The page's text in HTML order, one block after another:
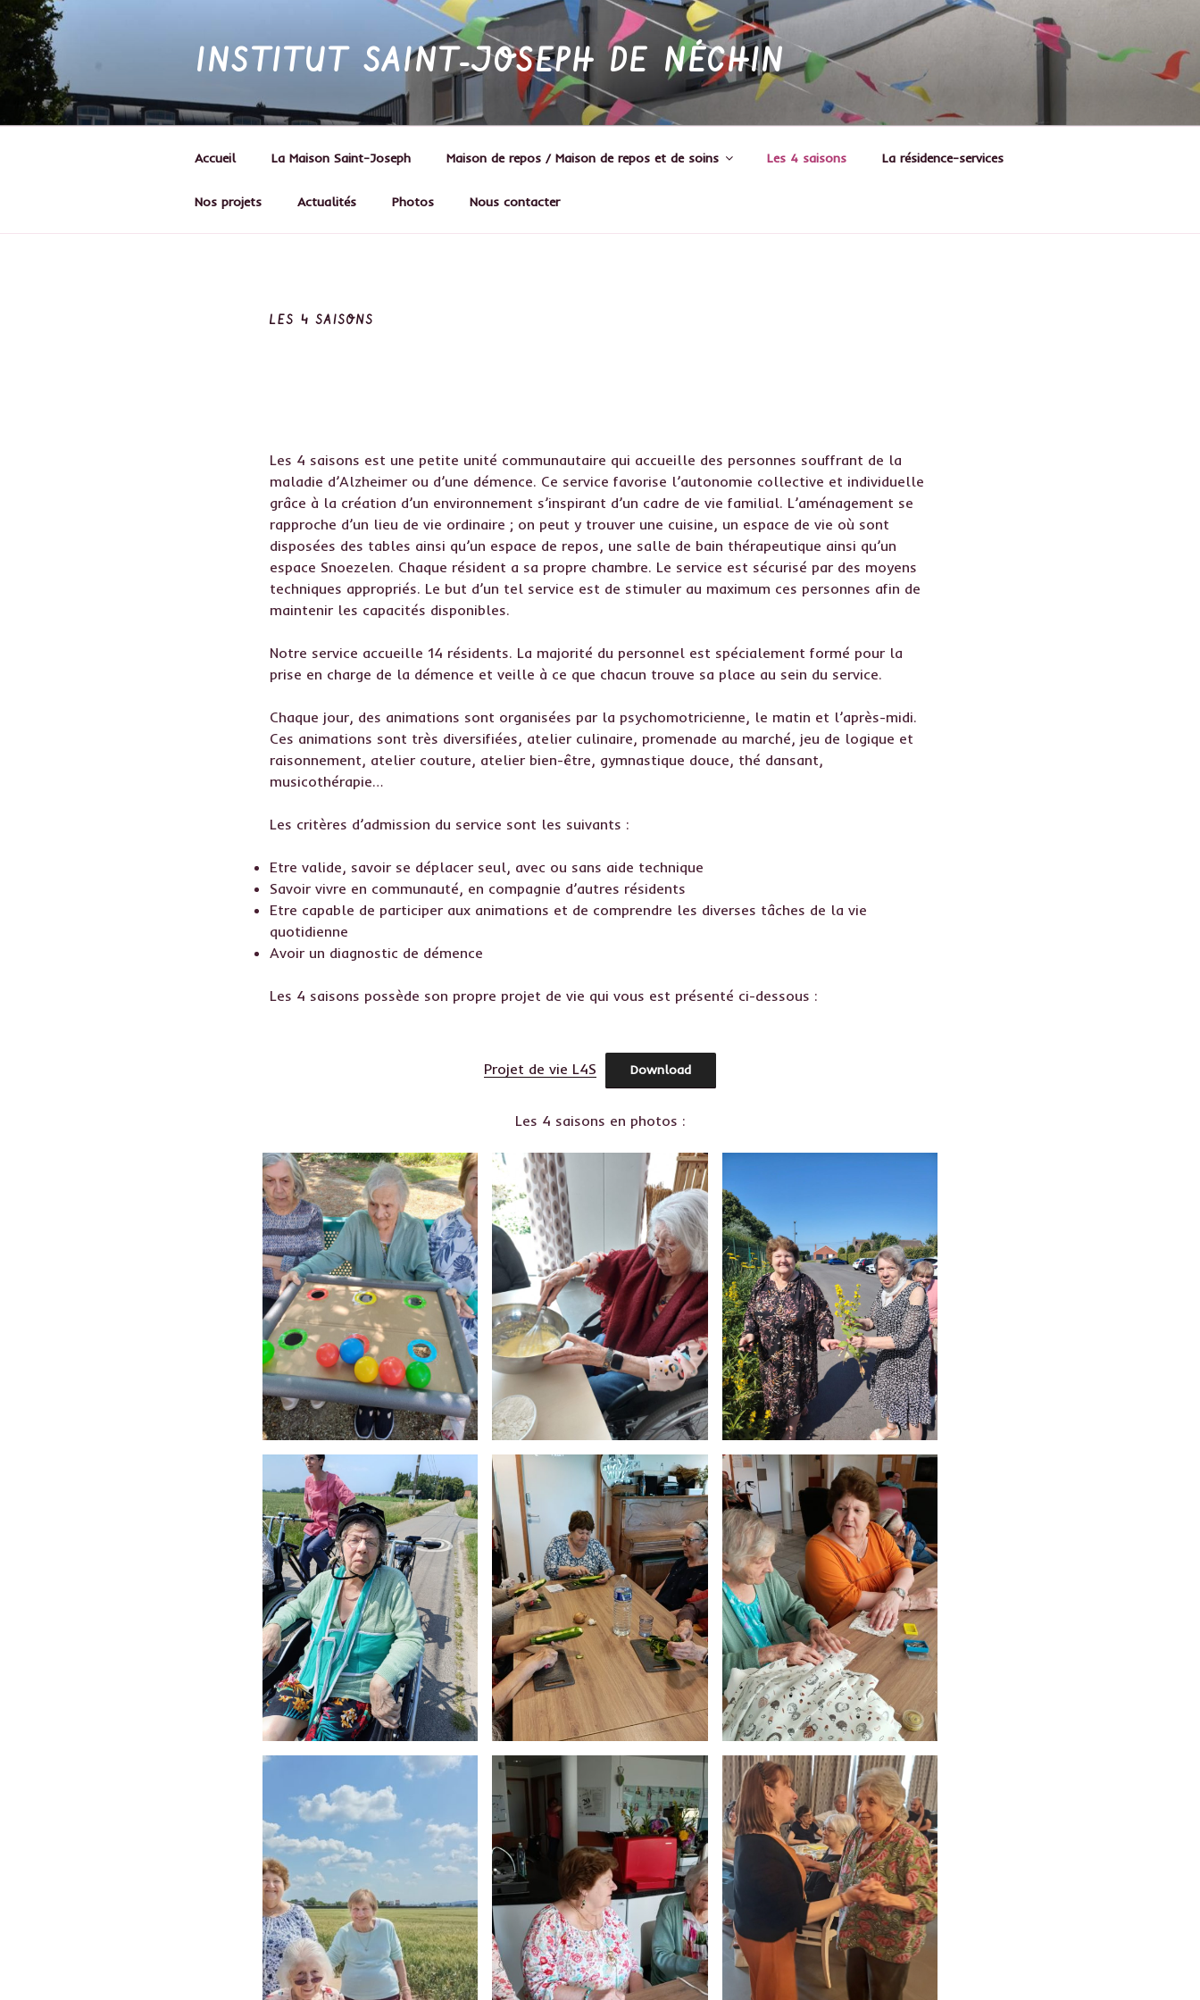
Skip
to
content
INSTITUT SAINT-JOSEPH DE NÉCHIN
Accueil La Maison Saint-Joseph Maison de repos / Maison de repos et de soins Les 4 saisons La résidence-services
Nos projets Actualités Photos Nous contacter
LES 4 SAISONS
Les 4 saisons est une petite unité communautaire qui accueille des personnes souffrant de la
maladie d’Alzheimer ou d’une démence. Ce service favorise l’autonomie collective et individuelle
grâce à la création d’un environnement s’inspirant d’un cadre de vie familial. L’aménagement se
rapproche d’un lieu de vie ordinaire ; on peut y trouver une cuisine, un espace de vie où sont
disposées des tables ainsi qu’un espace de repos, une salle de bain thérapeutique ainsi qu’un
espace Snoezelen. Chaque résident a sa propre chambre. Le service est sécurisé par des moyens
techniques appropriés. Le but d’un tel service est de stimuler au maximum ces personnes afin de
maintenir les capacités disponibles.
Notre service accueille 14 résidents. La majorité du personnel est spécialement formé pour la
prise en charge de la démence et veille à ce que chacun trouve sa place au sein du service.
Chaque jour, des animations sont organisées par la psychomotricienne, le matin et l’après-midi.
Ces animations sont très diversifiées, atelier culinaire, promenade au marché, jeu de logique et
raisonnement, atelier couture, atelier bien-être, gymnastique douce, thé dansant,
musicothérapie…
Les critères d’admission du service sont les suivants :
Etre valide, savoir se déplacer seul, avec ou sans aide technique
Savoir vivre en communauté, en compagnie d’autres résidents
Etre capable de participer aux animations et de comprendre les diverses tâches de la vie
quotidienne
Avoir un diagnostic de démence
Les 4 saisons possède son propre projet de vie qui vous est présenté ci-dessous :
Projet de vie L4S Download
Les 4 saisons en photos :